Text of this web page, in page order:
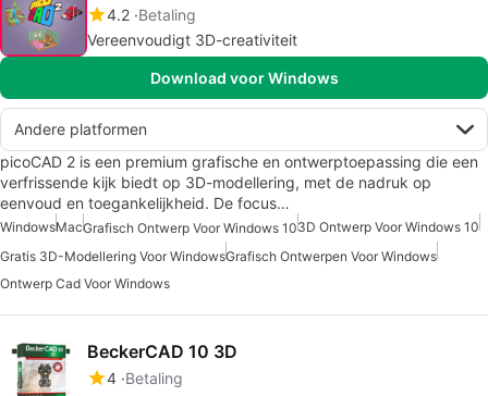
4.2 Betaling
Vereenvoudigt 3D-creativiteit
Download voor Windows
Andere platformen
picoCAD 2 is een premium grafische en ontwerptoepassing die een
verfrissende kijk biedt op 3D-modellering, met de nadruk op
eenvoud en toegankelijkheid. De focus…
WindowsMacGrafisch Ontwerp Voor Windows 103D Ontwerp Voor Windows 10
Gratis 3D-Modellering Voor WindowsGrafisch Ontwerpen Voor Windows
Ontwerp Cad Voor Windows
BeckerCAD 10 3D
4 Betaling